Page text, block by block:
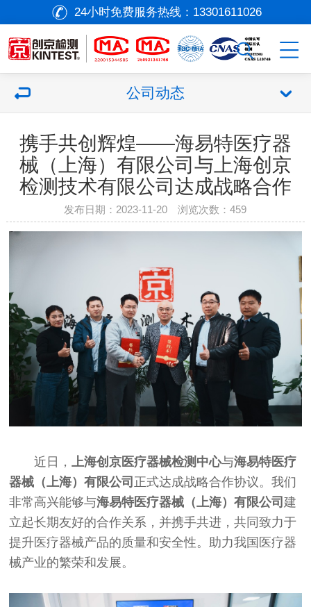
24小时免费服务热线： 13301611026
公司动态
携手共创辉煌——海易特医疗器
械（上海）有限公司与上海创京
检测技术有限公司达成战略合作
发布日期：2023-11-20 浏览次数：459
近日， 上海创京医疗器械检测中心与海易特医疗
器械 （上海）有限公司 正式达成战略合作协议。我们
非常高兴能够与海易特医疗器械 （上海）有限公司建
立起长期友好的合作关系，并携手共进，共同致力于
提升医疗器械产品的质量和安全性。助力我国 医疗器
械产业的繁荣和发展。